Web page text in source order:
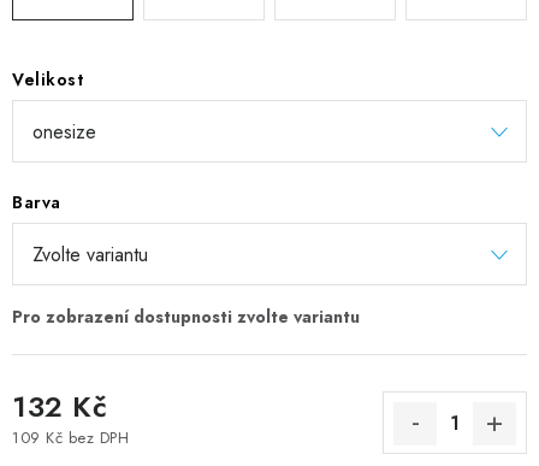
Vánoční trička
Kontakty
Akce a slevy
Velikost
Barva
132 Kč
109 Kč bez DPH